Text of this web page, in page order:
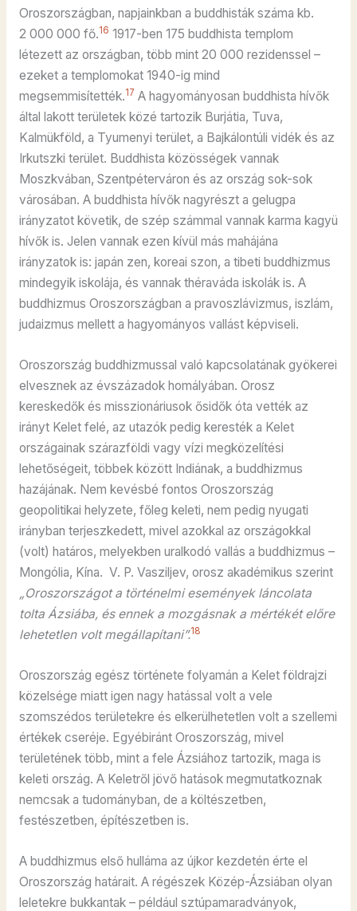
Oroszországban, napjainkban a buddhisták száma kb.
2 000 000 fő.16 1917-ben 175 buddhista templom
létezett az országban, több mint 20 000 rezidenssel –
ezeket a templomokat 1940-ig mind
megsemmisítették.17 A hagyományosan buddhista hívők
által lakott területek közé tartozik Burjátia, Tuva,
Kalmükföld, a Tyumenyi terület, a Bajkálontúli vidék és az
Irkutszki terület. Buddhista közösségek vannak
Moszkvában, Szentpéterváron és az ország sok-sok
városában. A buddhista hívők nagyrészt a gelugpa
irányzatot követik, de szép számmal vannak karma kagyü
hívők is. Jelen vannak ezen kívül más mahájána
irányzatok is: japán zen, koreai szon, a tibeti buddhizmus
mindegyik iskolája, és vannak théraváda iskolák is. A
buddhizmus Oroszországban a pravoszlávizmus, iszlám,
judaizmus mellett a hagyományos vallást képviseli.
Oroszország buddhizmussal való kapcsolatának gyökerei
elvesznek az évszázadok homályában. Orosz
kereskedők és misszionáriusok ősidők óta vették az
irányt Kelet felé, az utazók pedig keresték a Kelet
országainak szárazföldi vagy vízi megközelítési
lehetőségeit, többek között Indiának, a buddhizmus
hazájának. Nem kevésbé fontos Oroszország
geopolitikai helyzete, főleg keleti, nem pedig nyugati
irányban terjeszkedett, mivel azokkal az országokkal
(volt) határos, melyekben uralkodó vallás a buddhizmus –
Mongólia, Kína. V. P. Vasziljev, orosz akadémikus szerint
„Oroszországot a történelmi események láncolata
tolta Ázsiába, és ennek a mozgásnak a mértékét előre
lehetetlen volt megállapítani”.18
Oroszország egész története folyamán a Kelet földrajzi
közelsége miatt igen nagy hatással volt a vele
szomszédos területekre és elkerülhetetlen volt a szellemi
értékek cseréje. Egyébiránt Oroszország, mivel
területének több, mint a fele Ázsiához tartozik, maga is
keleti ország. A Keletről jövő hatások megmutatkoznak
nemcsak a tudományban, de a költészetben,
festészetben, építészetben is.
A buddhizmus első hulláma az újkor kezdetén érte el
Oroszország határait. A régészek Közép-Ázsiában olyan
leletekre bukkantak – például sztúpamaradványok,